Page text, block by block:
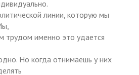
линии, которую мы
трудом именно это удается
Но когда отнимаешь у них